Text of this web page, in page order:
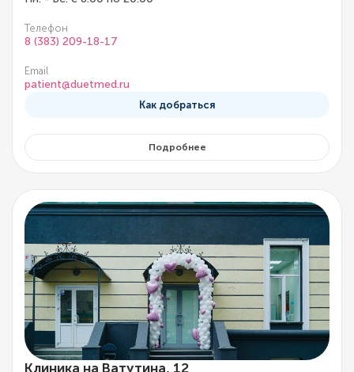
Телефон
8 (383) 209-18-17
Email
patient@duetmed.ru
Как добраться
Подробнее
Клиника на Ватутина, 12